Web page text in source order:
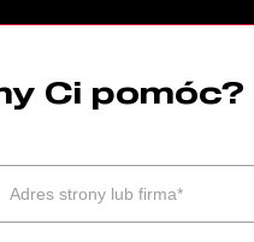
Ci pomóc?